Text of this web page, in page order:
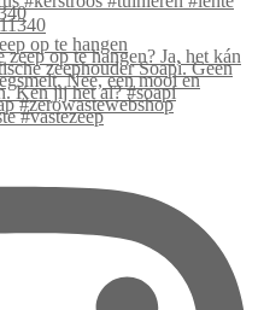
op te hangen